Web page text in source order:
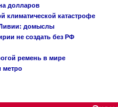
долларов
климатической катастрофе
Ливии: домыслы
не создать без РФ
ремень в мире
метро